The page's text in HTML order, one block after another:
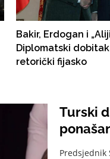
Bakir, Erdogan i
Diplomatski
retorički fijasko
Turski
Predsjednik